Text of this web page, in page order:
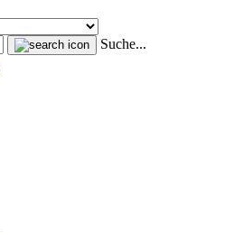
Suche...